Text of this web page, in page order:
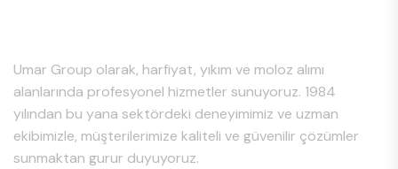
Umar Group olarak, harfiyat, yıkım ve moloz alımı
alanlarında profesyonel hizmetler sunuyoruz. 1984
yılından bu yana sektördeki deneyimimiz ve uzman
ekibimizle, müşterilerimize kaliteli ve güvenilir çözümler
sunmaktan gurur duyuyoruz.